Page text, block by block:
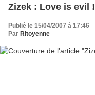
Zizek : Love is evil !
Publié le 15/04/2007 à 17:46
Par Ritoyenne